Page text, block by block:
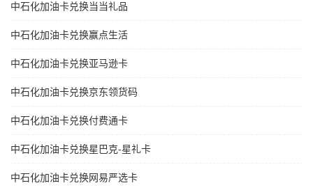
中石化加油卡兑换当当礼品
中石化加油卡兑换赢点生活
中石化加油卡兑换亚马逊卡
中石化加油卡兑换京东领货码
中石化加油卡兑换付费通卡
中石化加油卡兑换星巴克-星礼卡
中石化加油卡兑换网易严选卡